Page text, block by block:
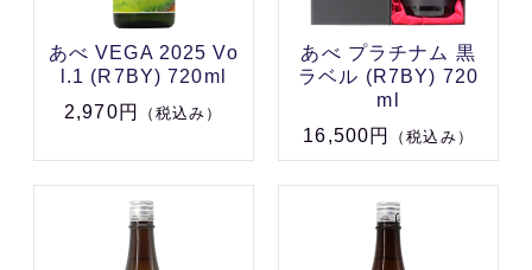
あべ VEGA 2025 Vo
l.1 (R7BY) 720ml
2,970円
（税込み）
あべ プラチナム 黒
ラベル (R7BY) 720
ml
16,500円
（税込み）